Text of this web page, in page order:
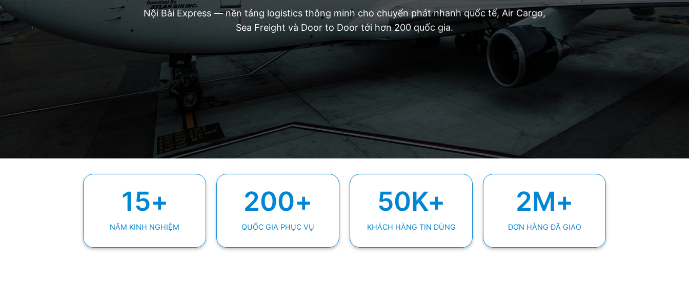
Nội Bài Express — nền tảng logistics thông minh cho chuyển phát nhanh quốc tế, Air Cargo,
Sea Freight và Door to Door tới hơn 200 quốc gia.
15+
NĂM KINH NGHIỆM
200+
QUỐC GIA PHỤC VỤ
50K+
KHÁCH HÀNG TIN DÙNG
2M+
ĐƠN HÀNG ĐÃ GIAO